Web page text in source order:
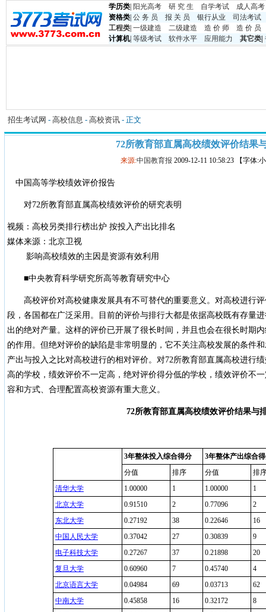
学历类 阳光高考 研 究 生 自学考试
成人高考
资格类 公 务 员 报 关 员 银行从业
司法考试
工程类 一级建造 二级建造 造 价 师
造 价 员
计算机| 等级考试 软件水平 应用能力 其它类
招生考试网 - 高校信息 - 高校资讯 - 正文
72所教育部直属高校绩效评价结果
来源:中国教育报 2009-12-11 10:58:23 【字体:
中国高等学校绩效评价报告
对72所教育部直属高校绩效评价的研究表明
视频：高校另类排行榜出炉 按投入产出比排名
媒体来源：北京卫视
影响高校绩效的主因是资源有效利用
■中央教育科学研究所高等教育研究中心
高校评价对高校健康发展具有不可替代的重要意义。对高校进行评
段，各国都在广泛采用。目前的评价与排行大都是依据高校既有存量
出的绝对产量。这样的评价已开展了很长时间，并且也会在很长时期
的作用。但绝对评价的缺陷是非常明显的，它不关注高校发展的条件
产出与投入之比对高校进行的相对评价。对72所教育部直属高校进行
高的学校，绩效评价不一定高，绝对评价得分低的学校，绩效评价不
容和方式、合理配置高校资源有重大意义。
72所教育部直属高校绩效评价结果与
3年整体投入综合得分
3年整体产出综合
分值
排序 分值
排
清华大学
1.00000 1 1.00000
1
北京大学
0.91510 2 0.77096
2
东北大学
0.27192 38 0.22646
16
中国人民大学
0.37042 27 0.30839
9
电子科技大学
0.27267 37 0.21898
20
复旦大学
0.60960 7 0.45740
4
北京语言大学
0.04984 69 0.03713
62
中南大学
0.45858 16 0.32172
8